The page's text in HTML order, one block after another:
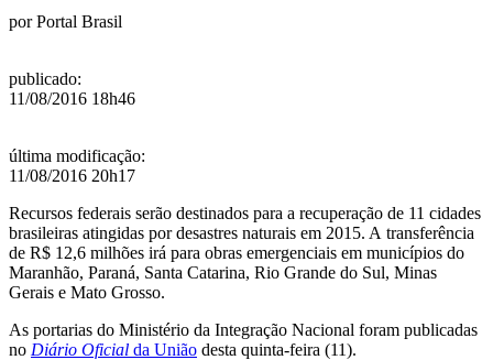
porPortal Brasil
publicado:
11/08/2016 18h46
última modificação:
11/08/2016 20h17
Recursos federais serão destinados para a recuperação de 11 cidades
brasileiras atingidas por desastres naturais em 2015. A transferência
de R$ 12,6 milhões irá para obras emergenciais em municípios do
Maranhão, Paraná, Santa Catarina, Rio Grande do Sul, Minas
Gerais e Mato Grosso.
As portarias do Ministério da Integração Nacional foram publicadas
no Diário Oficial da União desta quinta-feira (11).